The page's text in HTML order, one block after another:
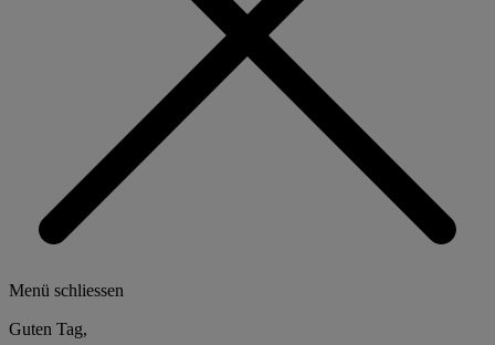
Menü schliessen
Guten Tag,